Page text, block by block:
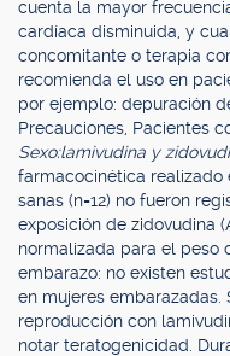
cuenta la mayor
cardíaca disminuida, y
concomitante o terapia
recomienda el uso en
por ejemplo: depuración
Precauciones, Pacientes
Sexo:lamivudina y
farmacocinética realizado
sanas (n=12) no fueron
exposición de zidovudina
normalizada para el peso
embarazo: no existen
en mujeres embarazadas.
reproducción con
notar teratogenicidad.